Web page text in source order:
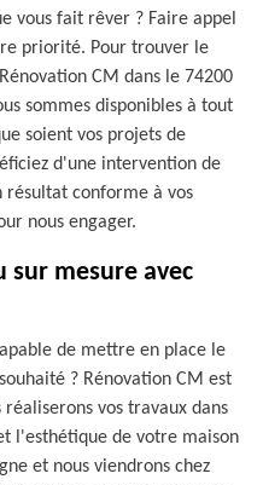
vous fait rêver ? Faire appel
priorité. Pour trouver le
CM dans le 74200
sommes disponibles à tout
soient vos projets de
d'une intervention de
résultat conforme à vos
nous engager.
sur mesure avec
de mettre en place le
? Rénovation CM est
vos travaux dans
l'esthétique de votre maison
et nous viendrons chez